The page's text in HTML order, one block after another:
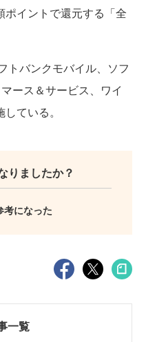
ポイントで還元する「全
トバンクモバイル、ソフ
ース＆サービス、ワイ
ている。
りましたか？
考になった
一覧